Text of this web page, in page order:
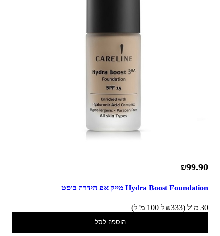
₪99.90
Hydra Boost Foundation מייק אפ הידרה בוסט
30 מ"ל (₪333 ל 100 מ"ל)
הוספה לסל